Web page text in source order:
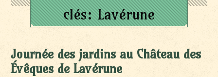
clés:Lavérune
Journée des jardins au Château des
Évêques de Lavérune